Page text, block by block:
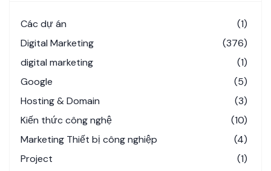
Các dự án
(1)
Digital Marketing
(376)
digital marketing
(1)
Google
(5)
Hosting & Domain
(3)
Kiến thức công nghệ
(10)
Marketing Thiết bị công nghiệp
(4)
Project
(1)